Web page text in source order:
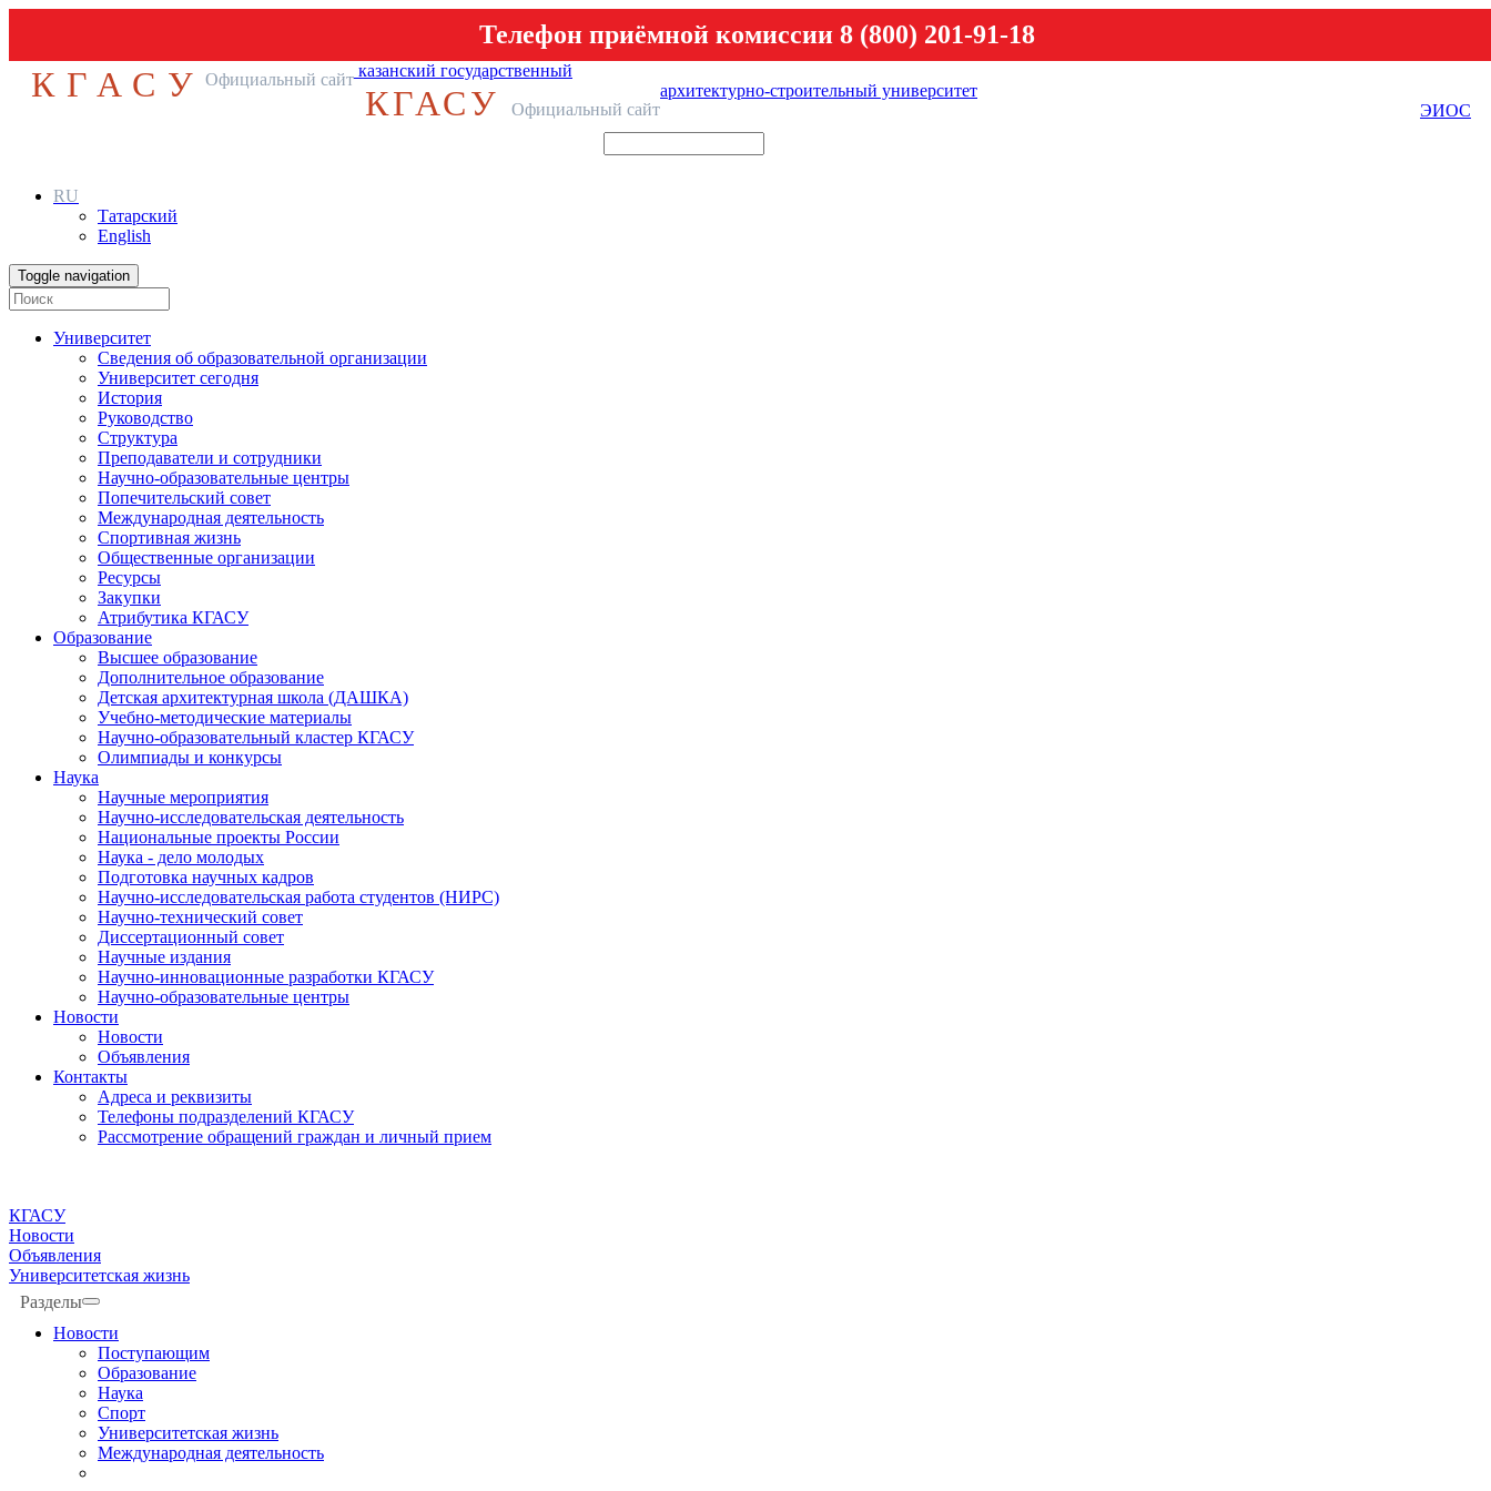
Телефон приёмной комиссии 8 (800) 201-91-18
КГАСУ Официальный сайт казанский государственный
архитектурно-строительный университет
КГАСУ Официальный сайт ЭИОС
RU
Татарский
English
Toggle navigation
Университет
Сведения об образовательной организации
Университет сегодня
История
Руководство
Структура
Преподаватели и сотрудники
Научно-образовательные центры
Попечительский совет
Международная деятельность
Спортивная жизнь
Общественные организации
Ресурсы
Закупки
Атрибутика КГАСУ
Образование
Высшее образование
Дополнительное образование
Детская архитектурная школа (ДАШКА)
Учебно-методические материалы
Научно-образовательный кластер КГАСУ
Олимпиады и конкурсы
Наука
Научные мероприятия
Научно-исследовательская деятельность
Национальные проекты России
Наука - дело молодых
Подготовка научных кадров
Научно-исследовательская работа студентов (НИРС)
Научно-технический совет
Диссертационный совет
Научные издания
Научно-инновационные разработки КГАСУ
Научно-образовательные центры
Новости
Новости
Объявления
Контакты
Адреса и реквизиты
Телефоны подразделений КГАСУ
Рассмотрение обращений граждан и личный прием
КГАСУ
Новости
Объявления
Университетская жизнь
Разделы
Новости
Поступающим
Образование
Наука
Спорт
Университетская жизнь
Международная деятельность